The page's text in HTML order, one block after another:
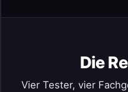
Die
Vier Tester, vier